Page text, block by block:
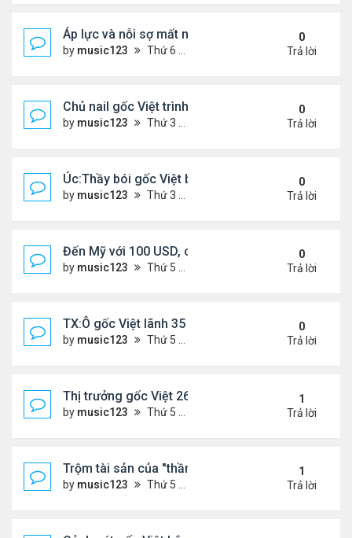
Áp lực và nỗi sợ mất nhà của người cao niên gốc
by music123 Thứ 6 Tháng 12 05, 2025 7:33 pm
0
Trả lời
Chủ nail gốc Việt trình diện ICE, và bị trục xuất
by music123 Thứ 3 Tháng 11 18, 2025 5:25 pm
0
Trả lời
Úc:Thầy bói gốc Việt bị bắt vì lừa đảo 70 triệu USD
by music123 Thứ 3 Tháng 11 18, 2025 5:18 pm
0
Trả lời
Đến Mỹ với 100 USD, cô gái Việt sở hữu 3 nhà
by music123 Thứ 5 Tháng 11 13, 2025 2:48 pm
0
Trả lời
TX:Ô gốc Việt lãnh 35 năm tù vì xâm hại tình dục
by music123 Thứ 5 Tháng 11 13, 2025 2:41 pm
0
Trả lời
Thị trưởng gốc Việt 26t bị truy tố
by music123 Thứ 5 Tháng 11 13, 2025 2:34 pm
1
Trả lời
Trộm tài sản của "thần bài" gốc Việt,lĩnh 13 năm tù
by music123 Thứ 5 Tháng 11 13, 2025 2:25 pm
1
Trả lời